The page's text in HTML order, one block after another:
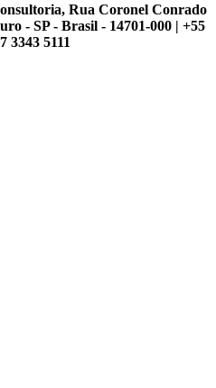
Rua Coronel Conrado
- SP - Brasil - 14701-000 | +55
3343 5111